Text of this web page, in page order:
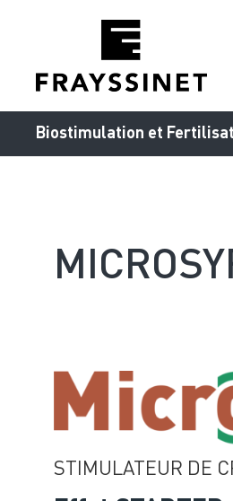
Biostimulation et
STIMULATEUR DE